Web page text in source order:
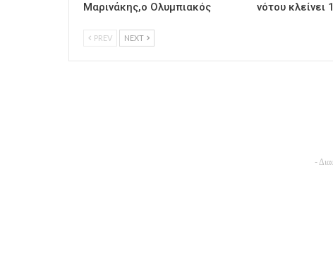
Μαρινάκης,ο Ολυμπιακός
νότου κλείνει
PREV NEXT
-